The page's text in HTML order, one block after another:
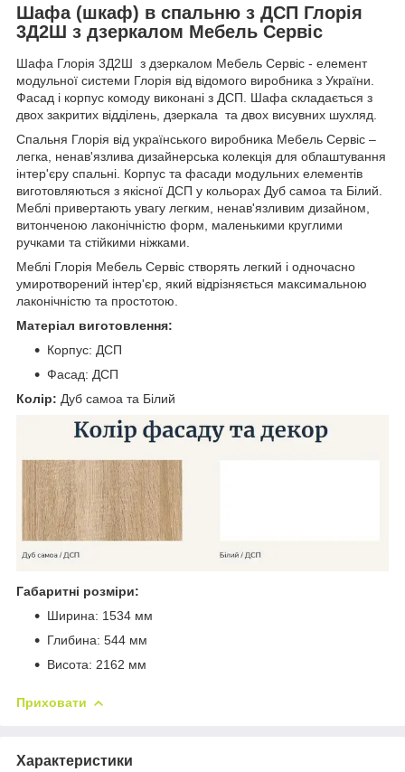
Шафа (шкаф) в спальню з ДСП Глорія
3Д2Ш з дзеркалом Мебель Сервіс
Шафа Глорія 3Д2Ш з дзеркалом Мебель Сервіс - елемент
модульної системи Глорія від відомого виробника з України.
Фасад і корпус комоду виконані з ДСП. Шафа складається з
двох закритих відділень, дзеркала та двох висувних шухляд.
Спальня Глорія від українського виробника Мебель Сервіс –
легка, ненав'язлива дизайнерська колекція для облаштування
інтер'єру спальні. Корпус та фасади модульних елементів
виготовляються з якісної ДСП у кольорах Дуб самоа та Білий.
Меблі привертають увагу легким, ненав'язливим дизайном,
витонченою лаконічністю форм, маленькими круглими
ручками та стійкими ніжками.
Меблі Глорія Мебель Сервіс створять легкий і одночасно
умиротворений інтер'єр, який відрізняється максимальною
лаконічністю та простотою.
Матеріал виготовлення:
Корпус: ДСП
Фасад: ДСП
Колір: Дуб самоа та Білий
Габаритні розміри:
Ширина: 1534 мм
Глибина: 544 мм
Висота: 2162 мм
Приховати
Характеристики